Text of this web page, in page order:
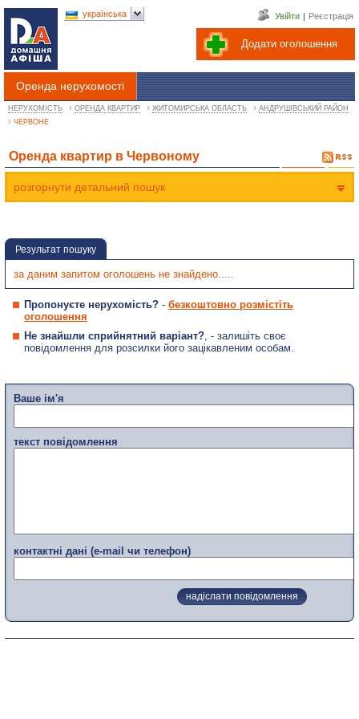
Додати оголошення
Увійти | Реєстрація
Оренда нерухомості
українська
НЕРУХОМІСТЬ › ОРЕНДА КВАРТИР › ЖИТОМИРСЬКА ОБЛАСТЬ › АНДРУШІВСЬКИЙ РАЙОН
› ЧЕРВОНЕ
Оренда квартир в Червоному
розгорнути детальний пошук
Результат пошуку
за даним запитом оголошень не знайдено.....
Пропонуєте нерухомість? - безкоштовно розмістіть
оголошення
Не знайшли сприйнятний варіант?, - залишіть своє
повідомлення для розсилки його зацікавленим особам.
Ваше ім'я
текст повідомлення
контактні дані (e-mail чи телефон)